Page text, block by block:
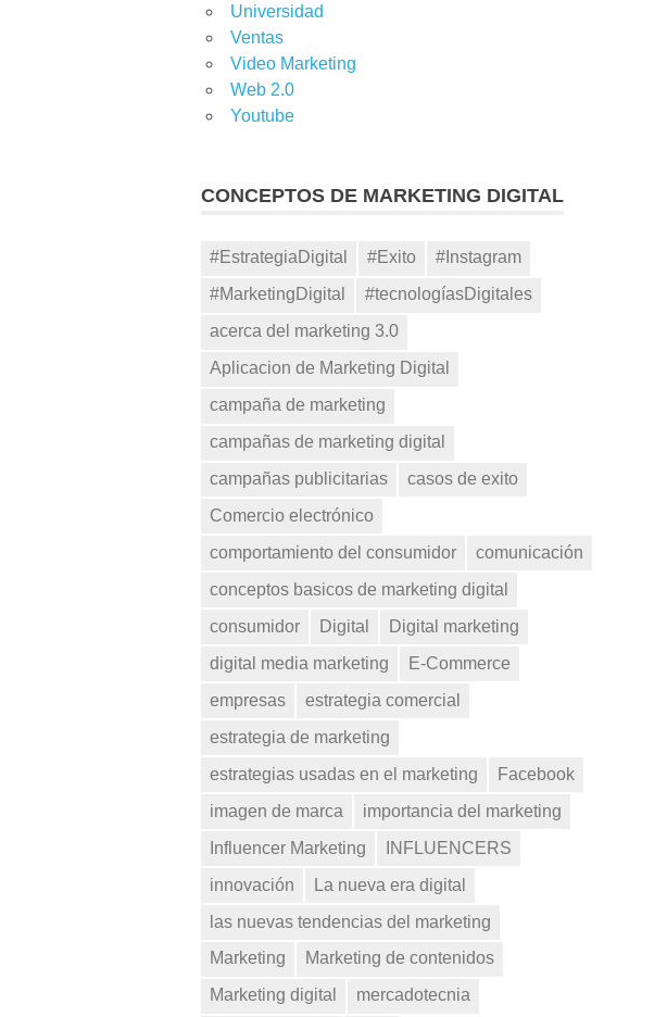
Universidad
Ventas
Video Marketing
Web 2.0
Youtube
CONCEPTOS DE MARKETING DIGITAL
#EstrategiaDigital #Exito
#Instagram
#MarketingDigital
#tecnologíasDigitales
acerca del marketing 3.0
Aplicacion de Marketing Digital
campaña de marketing
campañas de marketing digital
campañas publicitarias
casos de exito
Comercio electrónico
comportamiento del consumidor
comunicación
conceptos basicos de marketing digital
consumidor
Digital
Digital marketing
digital media marketing
E-Commerce
empresas
estrategia comercial
estrategia de marketing
estrategias usadas en el marketing
Facebook
imagen de marca
importancia del marketing
Influencer Marketing
INFLUENCERS
innovación
La nueva era digital
las nuevas tendencias del marketing
Marketing
Marketing de contenidos
Marketing digital
mercadotecnia